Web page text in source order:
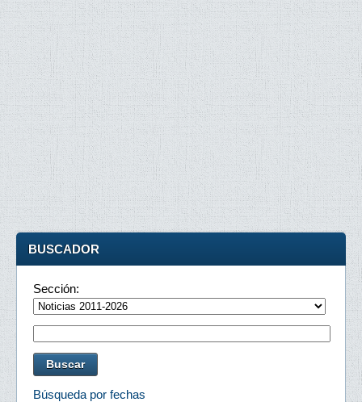
BUSCADOR
Sección:
Búsqueda por fechas